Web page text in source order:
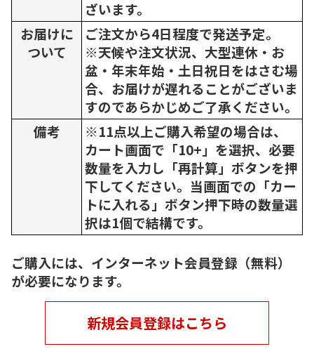
ざいます。
お届けに
ついて
ご注文から4日程度で発送予定。
※天候や注文状況、大型連休・お
盆・年末年始・土日祝日をはさむ場
合、お届けが遅れることがございま
すのであらかじめご了承ください。
備考
※11点以上ご購入希望の場合は、
カート画面で「10+」を選択、必要
数量を入力し「再計算」ボタンを押
下してください。当画面での「カー
トに入れる」ボタン押下時の数量選
択は1個で結構です。
ご購入には、インターネット会員登録（無料）
が必要になります。
新規会員登録はこちら